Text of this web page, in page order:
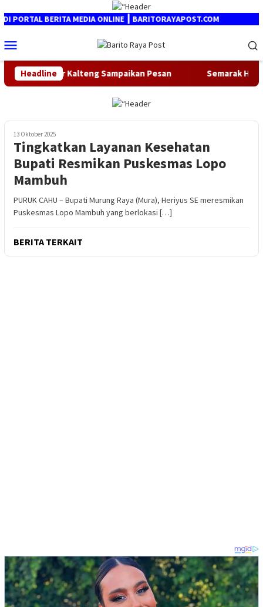
ke
BERITA MEDIA ONLINE ┃ BARITORAYAPOST.COM
Mobile
HeadlineKalteng Sampaikan Pesan Semarak HUT RI
13 Oktober 2025
Tingkatkan Layanan Kesehatan
Bupati Resmikan Puskesmas Lopo
Mambuh
PURUK CAHU – Bupati Murung Raya (Mura), Heriyus SE meresmikan
Puskesmas Lopo Mambuh yang berlokasi […]
BERITA TERKAIT